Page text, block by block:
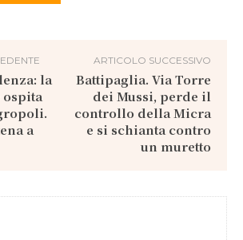
la
a
ARTICOLO SUCCESSIVO
Battipaglia. Via Torre
dei Mussi, perde il
controllo della Micra
e si schianta contro
un muretto